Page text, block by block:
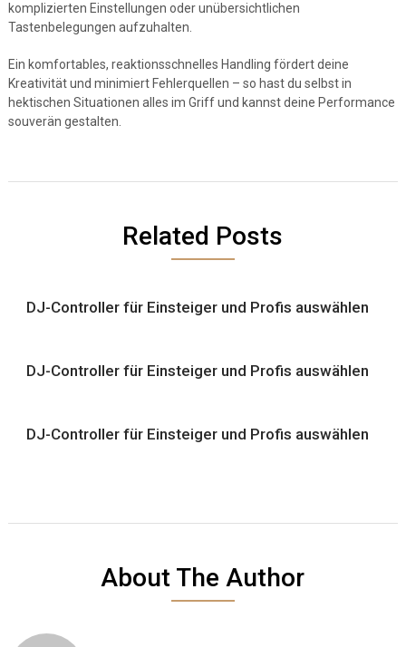
komplizierten Einstellungen oder unübersichtlichen
Tastenbelegungen aufzuhalten.
Ein komfortables, reaktionsschnelles Handling fördert deine
Kreativität und minimiert Fehlerquellen – so hast du selbst in
hektischen Situationen alles im Griff und kannst deine Performance
souverän gestalten.
Related Posts
DJ-Controller für Einsteiger und Profis auswählen
DJ-Controller für Einsteiger und Profis auswählen
DJ-Controller für Einsteiger und Profis auswählen
About The Author